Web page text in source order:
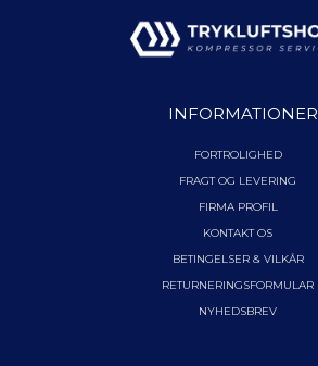
INFORMATIONER
FORTROLIGHED
FRAGT OG LEVERING
FIRMA PROFIL
KONTAKT OS
BETINGELSER & VILKÅR
RETURNERINGSFORMULAR
NYHEDSBREV